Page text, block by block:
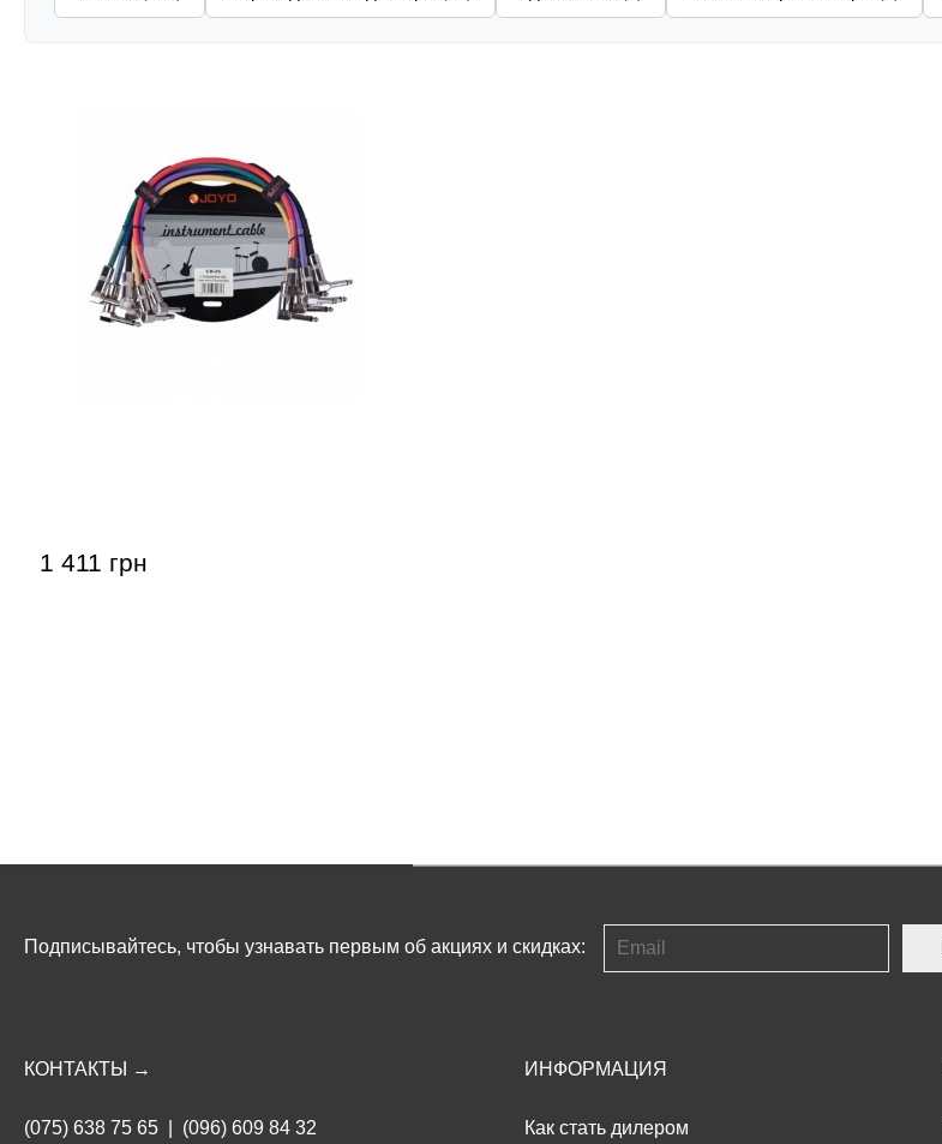
1 411 грн
Подписывайтесь, чтобы узнавать первым об акциях и скидках:
КОНТАКТЫ →
(075) 638 75 65 (096) 609 84 32
ИНФОРМАЦИЯ
Как стать дилером